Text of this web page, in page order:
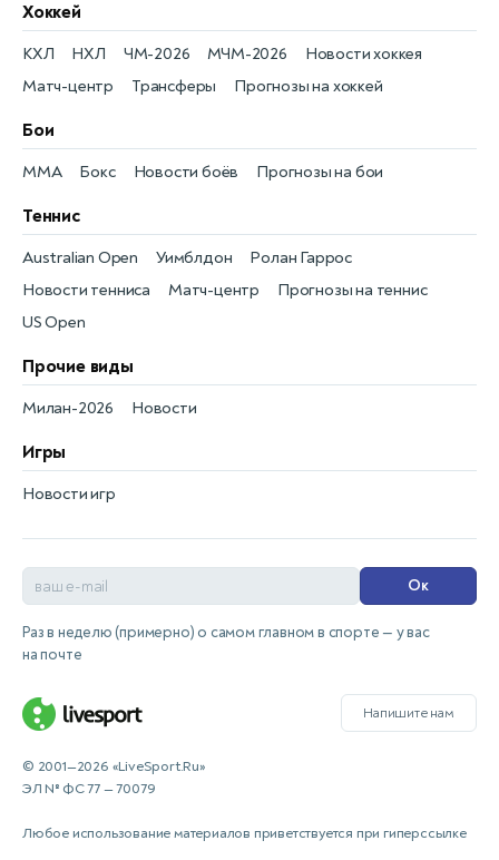
Хоккей
Новости хоккея
КХЛ
Матч-центр
НХЛ
Трансферы
ЧМ-2026
Прогнозы на хоккей
МЧМ-2026
Бои
Новости боёв
MMA Прогнозы на бои
Бокс
Теннис
Новости тенниса
Australian Open
Матч-центр
Уимблдон
Прогнозы на теннис
Ролан Гаррос
US Open
Прочие виды
Новости
Милан-2026
Игры
Новости игр
Ок
Раз в неделю (примерно) о самом главном в спорте — у вас
на почте
Напишите нам
© 2001—2026 «LiveSport.Ru»
ЭЛ № ФС 77 — 70079
Любое использование материалов приветствуется при гиперссылке